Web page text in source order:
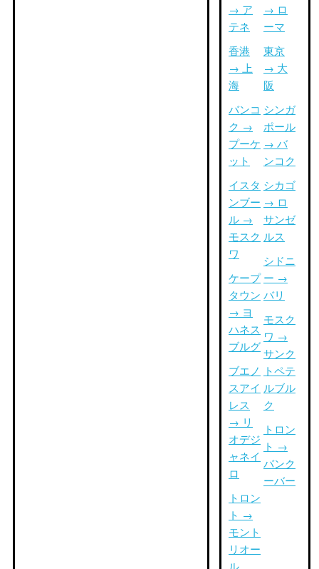
→ ア
テネ
香港
→ 上
海
バンコ
ク →
プーケ
ット
イスタ
ンブー
ル →
モスク
ワ
ケープ
タウン
→ ヨ
ハネス
ブルグ
ブエノ
スアイ
レス
→ リ
オデジ
ャネイ
ロ
トロン
ト →
モント
リオー
ル
→ ロ
ーマ
東京
→ 大
阪
シンガ
ポール
→ バ
ンコク
シカゴ
→ ロ
サンゼ
ルス
シドニ
ー →
バリ
モスク
ワ →
サンク
トペテ
ルブル
ク
トロン
ト →
バンク
ーバー